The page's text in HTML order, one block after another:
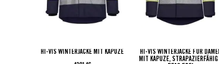
HI-VIS WINTERJACKE MIT KAPUZE
HI-VIS WINTERJACKE FÜR
MIT KAPUZE,